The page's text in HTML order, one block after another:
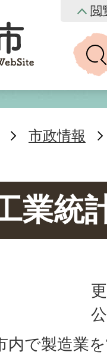
閲
市政情報
業統
内で製造業